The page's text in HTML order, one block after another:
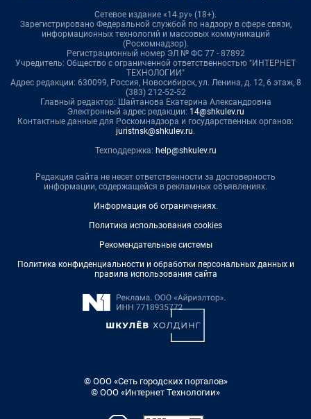
Сетевое издание «14.ру» (18+).
Зарегистрировано Федеральной службой по надзору в сфере связи,
информационных технологий и массовых коммуникаций
(Роскомнадзор).
Регистрационный номер ЭЛ № ФС 77 - 87892
Учредитель: Общество с ограниченной ответственностью "ИНТЕРНЕТ
ТЕХНОЛОГИИ"
Адрес редакции: 630099, Россия, Новосибирск, ул. Ленина, д. 12, 6 этаж, 8
(383) 212-52-52
Главный редактор: Шайтанова Екатерина Александровна
Электронный адрес редакции: 14@shkulev.ru
Контактные данные для Роскомнадзора и государственных органов:
juristnsk@shkulev.ru.
Техподдержка: help@shkulev.ru
Редакция сайта не несет ответственности за достоверность
информации, содержащейся в рекламных объявлениях.
Информация об ограничениях.
Политика использования cookies
Рекомендательные системы
Политика конфиденциальности и обработки персональных данных и
правила использования сайта
© ООО «Сеть городских порталов»
© ООО «Интернет Технологии»